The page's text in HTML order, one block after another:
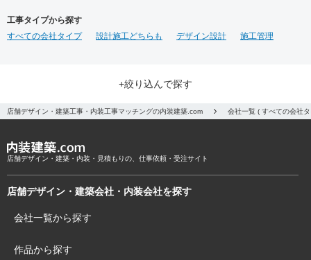
工事タイプから探す
すべての会社タイプ
設計施工どちらも デザイン設計 施工管理
+絞り込んで探す
店舗デザイン・建築工事・内装工事マッチングの内装建築.com 会社一覧 ( すべての会社
店舗デザイン・建築・内装・見積もりの、仕事依頼・受注サイト
店舗デザイン・建築会社・内装会社を探す
会社一覧から探す
作品から探す